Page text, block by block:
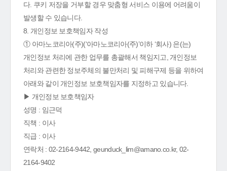
다. 쿠키 저장을 거부할 경우 맞춤형 서비스 이용에 어려움이
발생할 수 있습니다.
8. 개인정보 보호책임자 작성
① 아마노코리아(주)(‘아마노코리아(주)’이하 ‘회사) 은(는)
개인정보 처리에 관한 업무를 총괄해서 책임지고, 개인정보
처리와 관련한 정보주체의 불만처리 및 피해구제 등을 위하여
아래와 같이 개인정보 보호책임자를 지정하고 있습니다.
▶ 개인정보 보호책임자
성명 : 임근덕
직책 : 이사
직급 : 이사
연락처 : 02-2164-9442, geunduck_lim@amano.co.kr, 02-
2164-9402